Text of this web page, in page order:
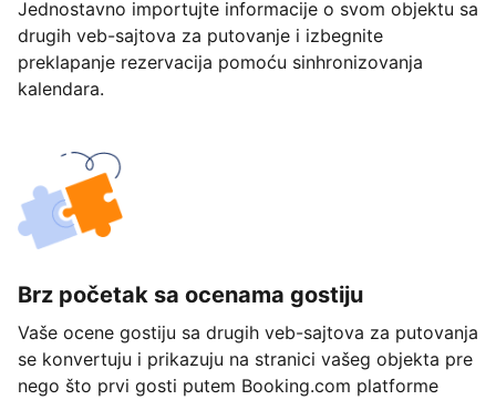
Jednostavno importujte informacije o svom objektu sa
drugih veb-sajtova za putovanje i izbegnite
preklapanje rezervacija pomoću sinhronizovanja
kalendara.
Brz početak sa ocenama gostiju
Vaše ocene gostiju sa drugih veb-sajtova za putovanja
se konvertuju i prikazuju na stranici vašeg objekta pre
nego što prvi gosti putem Booking.com platforme